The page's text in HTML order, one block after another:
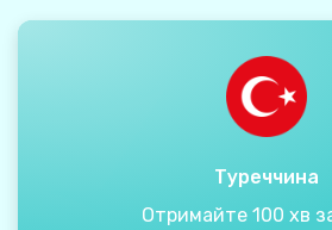
Туреччина
Отримайте 100 хв